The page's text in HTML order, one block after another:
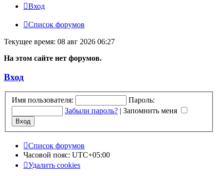
Вход
Список форумов
Текущее время: 08 авг 2026 06:27
На этом сайте нет форумов.
Вход
Имя пользователя:
Пароль:
Забыли пароль? | Запомнить меня
Список форумов
Часовой пояс: UTC+05:00
Удалить cookies